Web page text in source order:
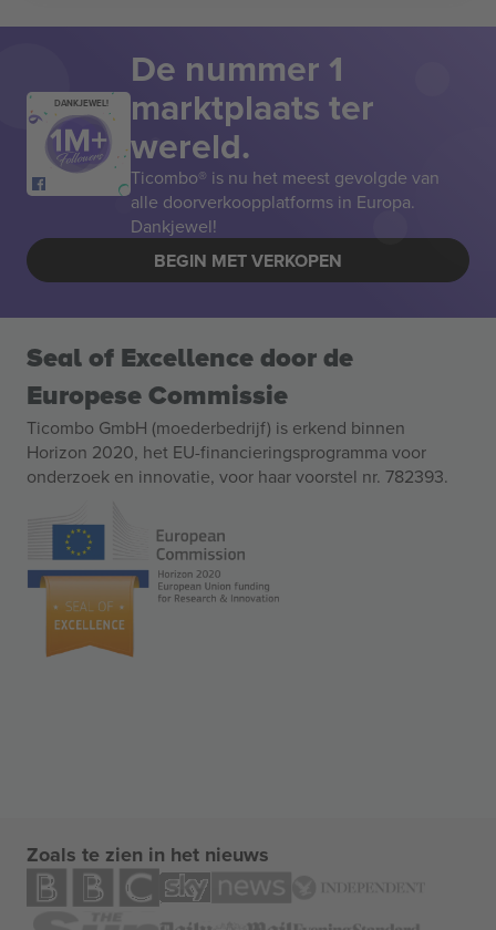
DANKJEWEL!
De nummer 1
marktplaats ter
wereld.
Ticombo® is nu het meest gevolgde van
alle doorverkoopplatforms in Europa.
Dankjewel!
BEGIN MET VERKOPEN
Seal of Excellence door de
Europese Commissie
Ticombo GmbH (moederbedrijf) is erkend binnen
Horizon 2020, het EU-financieringsprogramma voor
onderzoek en innovatie, voor haar voorstel nr. 782393.
Zoals te zien in het nieuws